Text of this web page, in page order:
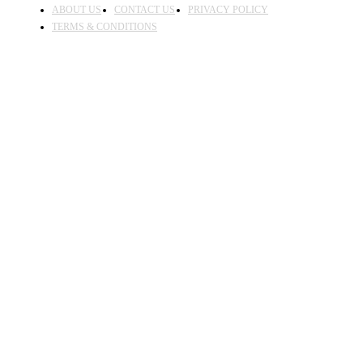
ABOUT US CONTACT US
PRIVACY POLICY
TERMS & CONDITIONS